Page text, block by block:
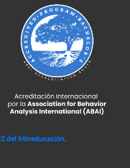
del Mineducación,